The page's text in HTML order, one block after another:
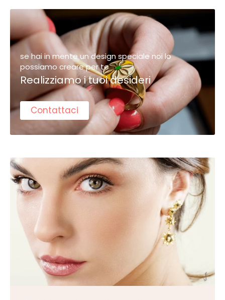
se hai in mente un design speciale noi lo
possiamo creare per te
Realizziamo i tuoi desideri
Contattaci